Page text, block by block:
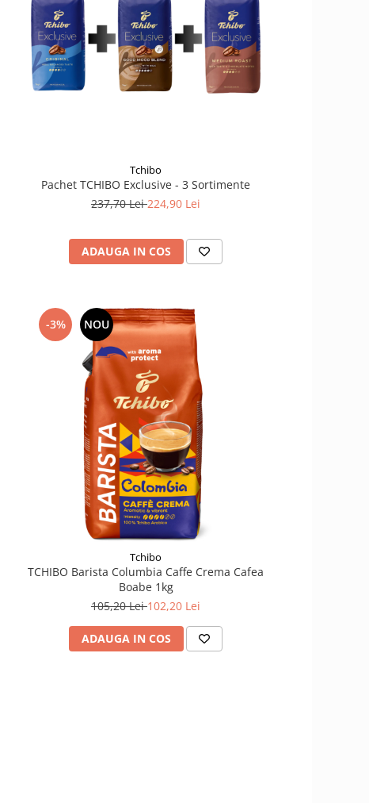
Tchibo
Pachet TCHIBO Exclusive - 3 Sortimente
237,70 Lei224,90 Lei
ADAUGA IN COS
-3% NOU
Tchibo
TCHIBO Barista Columbia Caffe Crema Cafea
Boabe 1kg
105,20 Lei102,20 Lei
ADAUGA IN COS